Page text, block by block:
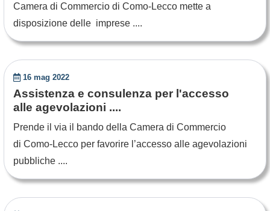
Camera di Commercio di Como-Lecco mette a
disposizione delle imprese ....
16 mag 2022
Assistenza e consulenza per l'accesso
alle agevolazioni ....
Prende il via il bando della Camera di Commercio
di Como-Lecco per favorire l’accesso alle agevolazioni
pubbliche ....